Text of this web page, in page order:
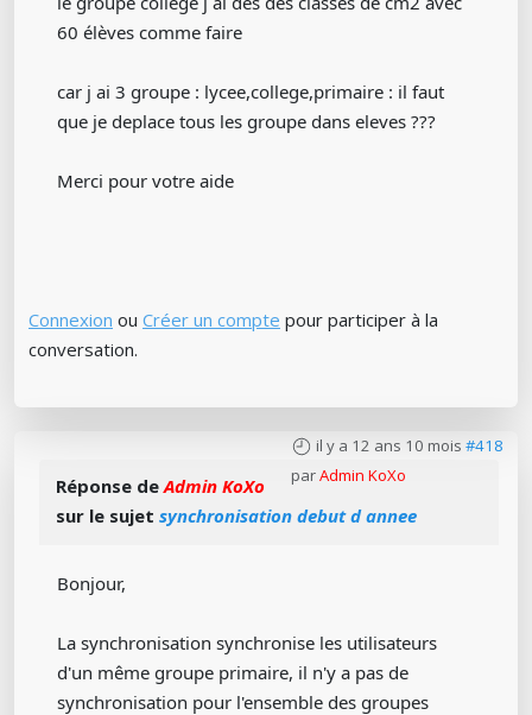
60 élèves comme faire
car j ai 3 groupe : lycee,college,primaire : il faut
que je deplace tous les groupe dans eleves ???
Merci pour votre aide
Connexion ou Créer un compte pour participer à la
conversation.
il y a 12 ans 10 mois #418
parAdmin KoXo
Réponse deAdmin KoXo
sur le sujet synchronisation debut d annee
Bonjour,
La synchronisation synchronise les utilisateurs
d'un même groupe primaire, il n'y a pas de
synchronisation pour l'ensemble des groupes